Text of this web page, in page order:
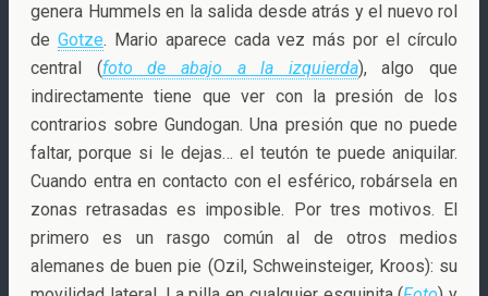
genera Hummels en la salida desde atrás y el nuevo rol
de Gotze. Mario aparece cada vez más por el círculo
central (foto de abajo a la izquierda), algo que
indirectamente tiene que ver con la presión de los
contrarios sobre Gundogan. Una presión que no puede
faltar, porque si le dejas… el teutón te puede aniquilar.
Cuando entra en contacto con el esférico, robársela en
zonas retrasadas es imposible. Por tres motivos. El
primero es un rasgo común al de otros medios
alemanes de buen pie (Ozil, Schweinsteiger, Kroos): su